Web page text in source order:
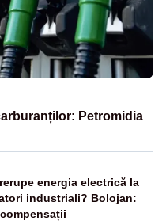
Petromidia
energia electrică la
industriali? Bolojan: